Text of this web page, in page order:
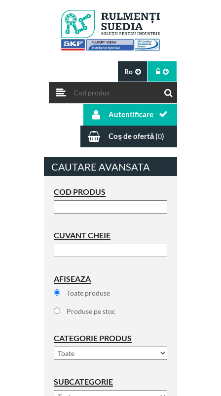
Ro
Autentificare
Coș de ofertă (0)
CAUTARE AVANSATA
COD PRODUS
CUVANT CHEIE
AFISEAZA
Toate produse
Produse pe stoc
CATEGORIE PRODUS
SUBCATEGORIE